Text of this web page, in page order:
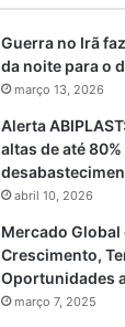
Guerra no Irã
da noite para o
março 13, 2026
Alerta
altas de até
abril 10, 2026
Mercado Global
Crescimento,
Oportunidades
março 7, 2025